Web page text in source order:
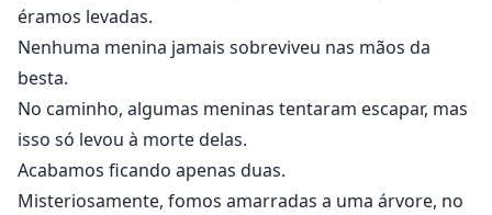
éramos levadas.
Nenhuma menina jamais sobreviveu nas mãos da
besta.
No caminho, algumas meninas tentaram escapar, mas
isso só levou à morte delas.
Acabamos ficando apenas duas.
Misteriosamente, fomos amarradas a uma árvore, no